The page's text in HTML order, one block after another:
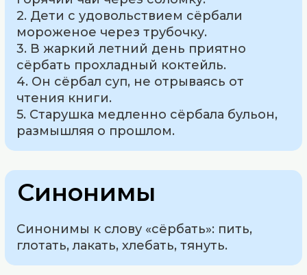
2. Дети с удовольствием сёрбали
мороженое через трубочку.
3. В жаркий летний день приятно
сёрбать прохладный коктейль.
4. Он сёрбал суп, не отрываясь от
чтения книги.
5. Старушка медленно сёрбала бульон,
размышляя о прошлом.
Синонимы
Синонимы к слову «сёрбать»: пить,
глотать, лакать, хлебать, тянуть.